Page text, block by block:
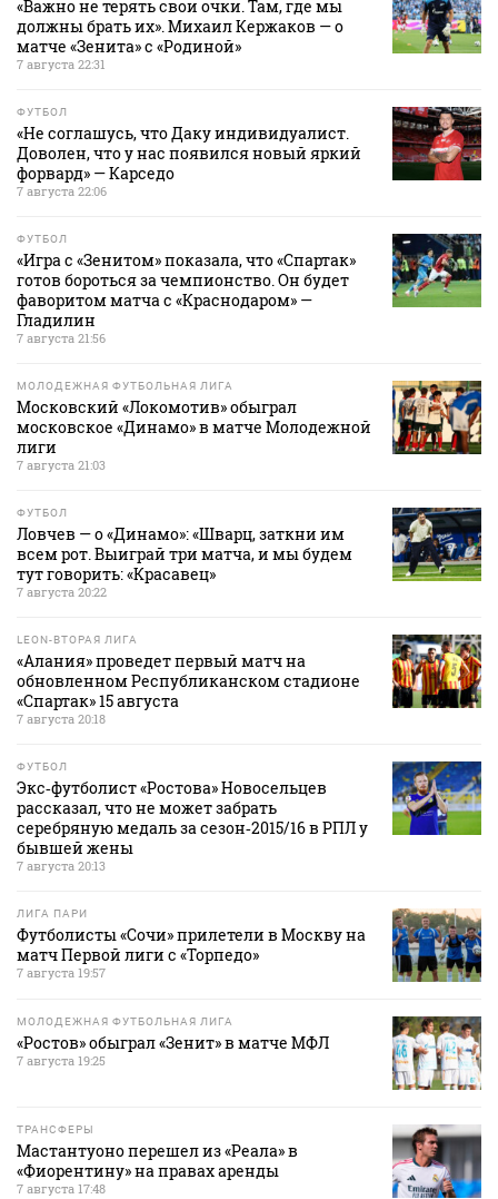
«Важно не терять свои очки. Там, где мы
должны брать их». Михаил Кержаков — о
матче «Зенита» с «Родиной»
7 августа 22:31
ФУТБОЛ
«Не соглашусь, что Даку индивидуалист.
Доволен, что у нас появился новый яркий
форвард» — Карседо
7 августа 22:06
ФУТБОЛ
«Игра с «Зенитом» показала, что «Спартак»
готов бороться за чемпионство. Он будет
фаворитом матча с «Краснодаром» —
Гладилин
7 августа 21:56
МОЛОДЕЖНАЯ ФУТБОЛЬНАЯ ЛИГА
Московский «Локомотив» обыграл
московское «Динамо» в матче Молодежной
лиги
7 августа 21:03
ФУТБОЛ
Ловчев — о «Динамо»: «Шварц, заткни им
всем рот. Выиграй три матча, и мы будем
тут говорить: «Красавец»
7 августа 20:22
LEON-ВТОРАЯ ЛИГА
«Алания» проведет первый матч на
обновленном Республиканском стадионе
«Спартак» 15 августа
7 августа 20:18
ФУТБОЛ
Экс‑футболист «Ростова» Новосельцев
рассказал, что не может забрать
серебряную медаль за сезон‑2015/16 в РПЛ у
бывшей жены
7 августа 20:13
ЛИГА ПАРИ
Футболисты «Сочи» прилетели в Москву на
матч Первой лиги с «Торпедо»
7 августа 19:57
МОЛОДЕЖНАЯ ФУТБОЛЬНАЯ ЛИГА
«Ростов» обыграл «Зенит» в матче МФЛ
7 августа 19:25
ТРАНСФЕРЫ
Мастантуоно перешел из «Реала» в
«Фиорентину» на правах аренды
7 августа 17:48